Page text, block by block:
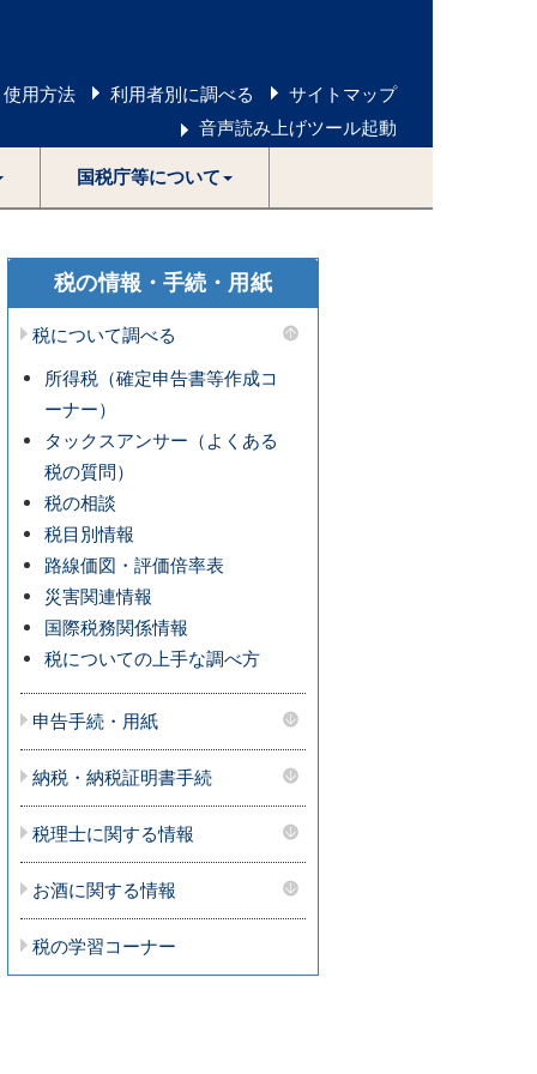
用方法 利用者別に調べる
サイトマップ
音声読み上げツール起動
国税庁等について
税の情報・手続・用紙
税について調べる
所得税（確定申告書等作成コ
ーナー）
タックスアンサー（よくある
税の質問）
税の相談
税目別情報
路線価図・評価倍率表
災害関連情報
国際税務関係情報
税についての上手な調べ方
申告手続・用紙
納税・納税証明書手続
税理士に関する情報
お酒に関する情報
税の学習コーナー